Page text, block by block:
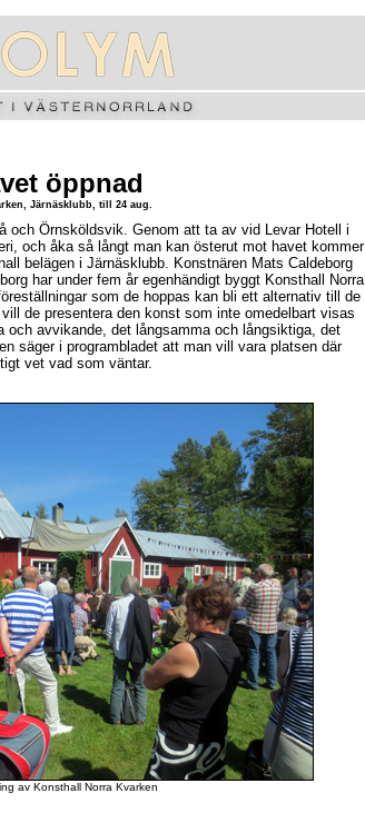
öppnad
Järnäsklubb, till 24 aug.
och Örnsköldsvik. Genom att ta av vid Levar Hotell i
och åka så långt man kan österut mot havet kommer
belägen i Järnäsklubb. Konstnären Mats Caldeborg
har under fem år egenhändigt byggt Konsthall Norra
som de hoppas kan bli ett alternativ till de
de presentera den konst som inte omedelbart visas
och avvikande, det långsamma och långsiktiga, det
säger i programbladet att man vill vara platsen där
vet vad som väntar.
av Konsthall Norra Kvarken